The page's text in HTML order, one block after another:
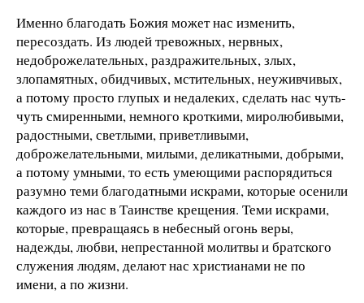
Именно благодать Божия может нас изменить,
пересоздать. Из людей тревожных, нервных,
недоброжелательных, раздражительных, злых,
злопамятных, обидчивых, мстительных, неуживчивых,
а потому просто глупых и недалеких, сделать нас чуть-
чуть смиренными, немного кроткими, миролюбивыми,
радостными, светлыми, приветливыми,
доброжелательными, милыми, деликатными, добрыми,
а потому умными, то есть умеющими распорядиться
разумно теми благодатными искрами, которые осенили
каждого из нас в Таинстве крещения. Теми искрами,
которые, превращаясь в небесный огонь веры,
надежды, любви, непрестанной молитвы и братского
служения людям, делают нас христианами не по
имени, а по жизни.